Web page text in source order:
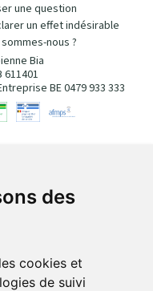
des
cookies et
de suivi
une question
un effet indésirable
nous ?
Bia
611401
BE 0479 933 333
sécurisé